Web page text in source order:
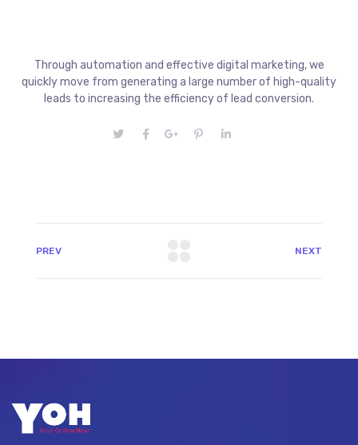
Through automation and effective digital marketing, we
quickly move from generating a large number of high-quality
leads to increasing the efficiency of lead conversion.
PREV NEXT